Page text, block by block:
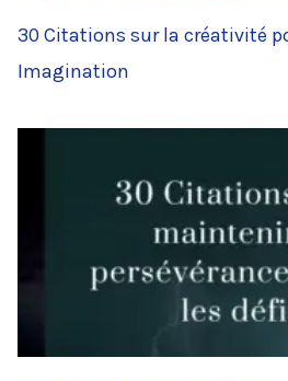
30 Citations sur la créativité
Imagination